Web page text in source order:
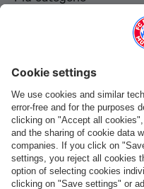
Pagamento e consegna